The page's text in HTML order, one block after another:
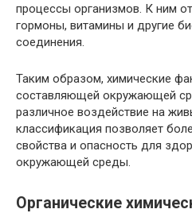
процессы организмов. К ним
гормоны, витамины и другие
соединения.
Таким образом, химические
составляющей окружающей
различное воздействие на
классификация позволяет
свойства и опасность для
окружающей среды.
Органические